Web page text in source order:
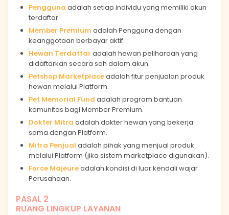
Pengguna adalah setiap individu yang memiliki akun
terdaftar.
Member Premium adalah Pengguna dengan
keanggotaan berbayar aktif.
Hewan Terdaftar adalah hewan peliharaan yang
didaftarkan secara sah dalam akun.
Petshop Marketplaceadalah fitur penjualan produk
hewan melalui Platform.
Pet Memorial Fund adalah program bantuan
komunitas bagi Member Premium.
Dokter Mitra adalah dokter hewan yang bekerja
sama dengan Platform.
Mitra Penjual adalah pihak yang menjual produk
melalui Platform (jika sistem marketplace digunakan).
Force Majeureadalah kondisi di luar kendali wajar
Perusahaan.
PASAL 2
RUANG LINGKUP LAYANAN